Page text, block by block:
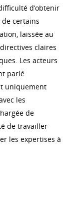
d’obtenir
certains
laissée au
claires
Les acteurs
parlé
uniquement
les
de
de travailler
les expertises à